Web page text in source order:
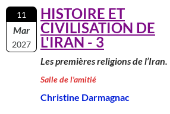
11
Mar
2027
HISTOIRE ET
CIVILISATION DE
L'IRAN - 3
Les premières religions de l’Iran.
Salle de l'amitié
Christine Darmagnac